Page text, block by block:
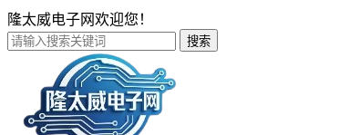
隆太威电子网欢迎您！
搜索